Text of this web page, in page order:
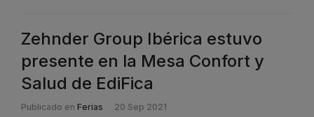
Zehnder Group Ibérica estuvo
presente en la Mesa Confort y
Salud de EdiFica
Publicado en Ferias 20 Sep 2021